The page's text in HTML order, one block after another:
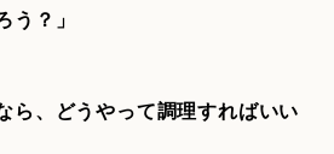
う？」
ら、どうやって調理すればいい